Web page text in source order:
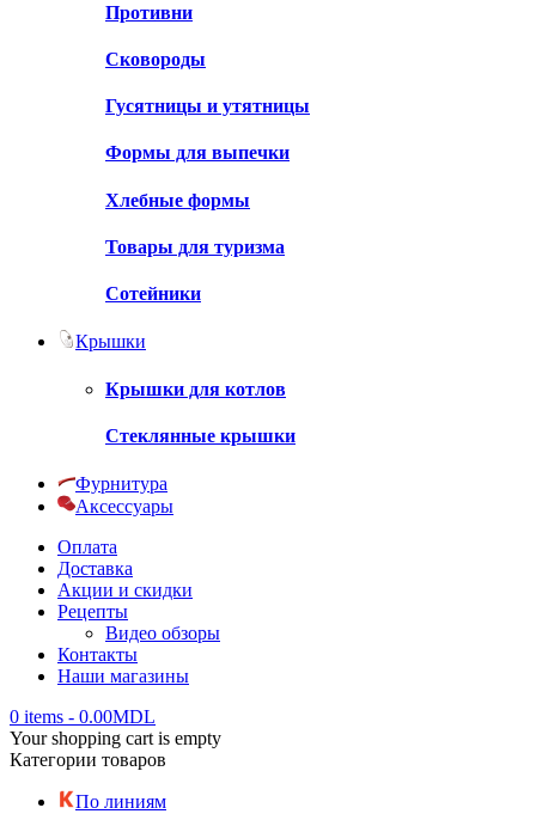
Противни
Сковороды
Гусятницы и утятницы
Формы для выпечки
Хлебные формы
Товары для туризма
Сотейники
Крышки
Крышки для котлов
Стеклянные крышки
Фурнитура
Аксессуары
Оплата
Доставка
Акции и скидки
Рецепты
Видео обзоры
Контакты
Наши магазины
0 items - 0.00MDL
Your shopping cart is empty
Категории товаров
По линиям